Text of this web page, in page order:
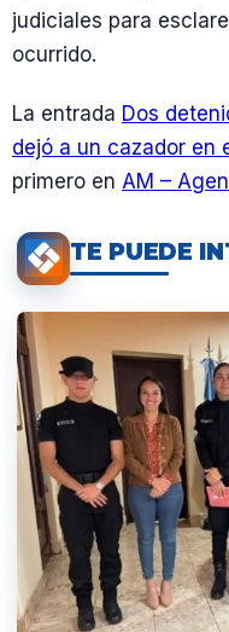
judiciales para
ocurrido.
La entrada Dos
dejó a un cazador en
primero en AM –
TE PUEDE